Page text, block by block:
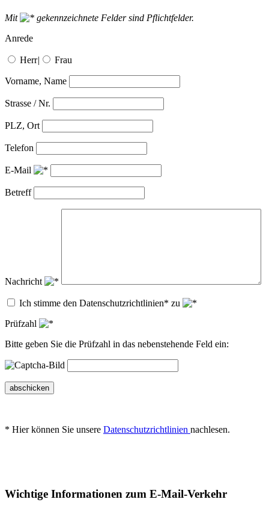
Mit
gekennzeichnete Felder sind Pflichtfelder.
Anrede
Herr| Frau
Vorname, Name
Strasse / Nr.
PLZ, Ort
Telefon
E-Mail
Betreff
Nachricht
Ich stimme den Datenschutzrichtlinien* zu
Prüfzahl
Bitte geben Sie die Prüfzahl in das nebenstehende Feld ein:
abschicken
* Hier können Sie unsere Datenschutzrichtlinien nachlesen.
Wichtige Informationen zum E-Mail-Verkehr